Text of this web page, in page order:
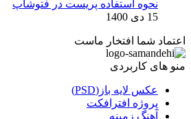
نحوه استفاده پریست در فتوشاپ
15 دی 1400
اعتماد شما افتخار ماست
منو های کاربردی
عکس لایه باز(PSD)
پروژه افترافکت
آهنگ زمینه